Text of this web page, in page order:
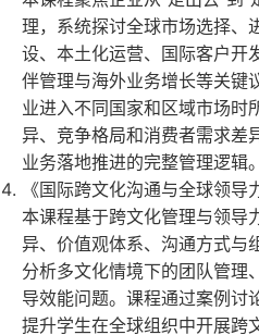
理，系统探讨全球市场选择、
设、本土化运营、国际客户开
伴管理与海外业务增长等关键
业进入不同国家和区域市场时
异、竞争格局和消费者需求差
业务落地推进的完整管理逻辑。
《国际跨文化沟通与全球领导
本课程基于跨文化管理与领导
异、价值观体系、沟通方式与
分析多文化情境下的团队管理
导效能问题。课程通过案例讨
提升学生在全球组织中开展跨